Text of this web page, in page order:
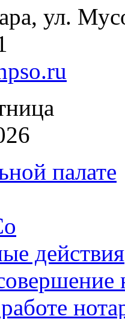
ул.
палате
действия